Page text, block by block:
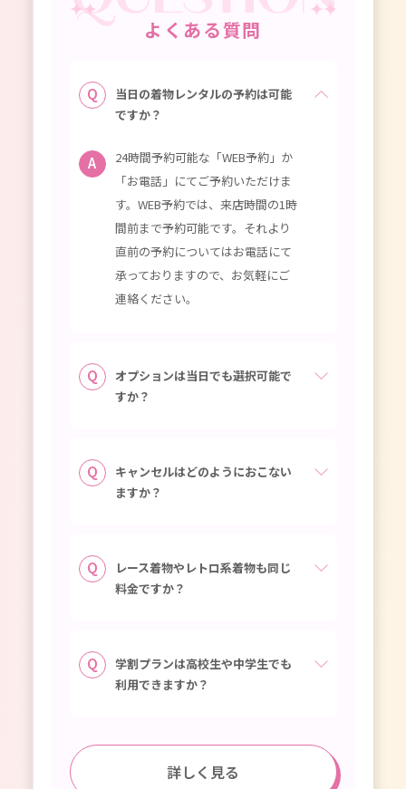
よくある質問
当日の着物レンタルの予約は可能
ですか？
24時間予約可能な「WEB予約」か
「お電話」にてご予約いただけま
す。WEB予約では、来店時間の1時
間前まで予約可能です。それより
直前の予約についてはお電話にて
承っておりますので、お気軽にご
連絡ください。
オプションは当日でも選択可能で
すか？
キャンセルはどのようにおこない
ますか？
レース着物やレトロ系着物も同じ
料金ですか？
学割プランは高校生や中学生でも
利用できますか？
詳しく見る